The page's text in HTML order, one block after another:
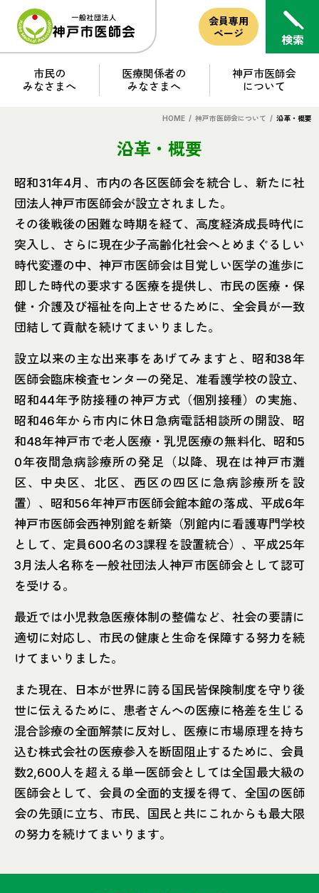
会員専用
ページ
市民の
みなさまへ
医療関係者の
みなさまへ
神戸市医師会
について
HOME / 神戸市医師会について / 沿革・概要
沿革・概要
昭和31年4月、市内の各区医師会を統合し、新たに社
団法人神戸市医師会が設立されました。
その後戦後の困難な時期を経て、高度経済成長時代に
突入し、さらに現在少子高齢化社会へとめまぐるしい
時代変遷の中、神戸市医師会は目覚しい医学の進歩に
即した時代の要求する医療を提供し、市民の医療・保
健・介護及び福祉を向上させるために、全会員が一致
団結して貢献を続けてまいりました。
設立以来の主な出来事をあげてみますと、昭和38年
医師会臨床検査センターの発足、准看護学校の設立、
昭和44年予防接種の神戸方式（個別接種）の実施、
昭和46年から市内に休日急病電話相談所の開設、昭
和48年神戸市で老人医療・乳児医療の無料化、昭和5
0年夜間急病診療所の発足（以降、現在は神戸市灘
区、中央区、北区、西区の四区に急病診療所を設
置）、昭和56年神戸市医師会館本館の落成、平成6年
神戸市医師会西神別館を新築（別館内に看護専門学校
として、定員600名の3課程を設置統合）、平成25年
3月法人名称を一般社団法人神戸市医師会として認可
を受ける。
最近では小児救急医療体制の整備など、社会の要請に
適切に対応し、市民の健康と生命を保障する努力を続
けてまいりました。
また現在、日本が世界に誇る国民皆保険制度を守り後
世に伝えるために、患者さんへの医療に格差を生じる
混合診療の全面解禁に反対し、医療に市場原理を持ち
込む株式会社の医療参入を断固阻止するために、会員
数2,600人を超える単一医師会としては全国最大級の
医師会として、会員の全面的支援を得て、全国の医師
会の先頭に立ち、市民、国民と共にこれからも最大限
の努力を続けてまいります。